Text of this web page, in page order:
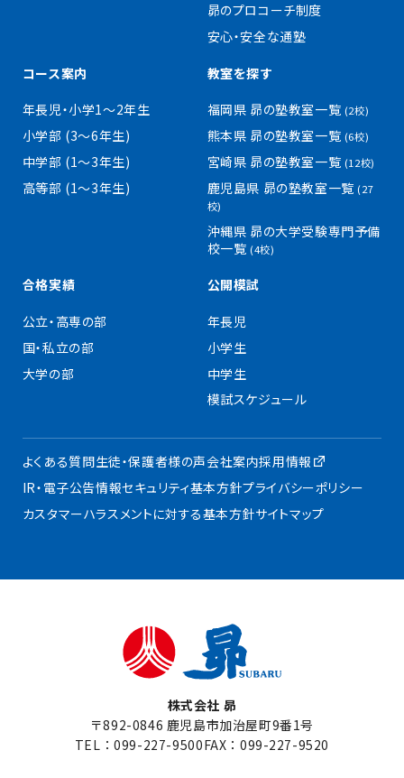
昴のプロコーチ制度
安心・安全な通塾
コース案内
年長児・小学1〜2年生
小学部 (3〜6年生)
中学部 (1〜3年生)
高等部 (1〜3年生)
教室を探す
福岡県 昴の塾教室一覧 (2校)
熊本県 昴の塾教室一覧 (6校)
宮崎県 昴の塾教室一覧 (12校)
鹿児島県 昴の塾教室一覧(27
校)
沖縄県 昴の大学受験専門予備
校一覧 (4校)
合格実績
公立・高専の部
国・私立の部
大学の部
公開模試
年長児
小学生
中学生
模試スケジュール
よくある質問生徒・保護者様の声会社案内採用情報
IR・電子公告情報セキュリティ基本方針プライバシーポリシー
カスタマーハラスメントに対する基本方針サイトマップ
株式会社 昴
〒892-0846 鹿児島市加治屋町9番1号
TEL：099-227-9500FAX：099-227-9520